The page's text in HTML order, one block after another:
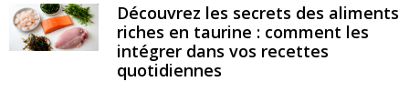
Découvrez les secrets des aliments
riches en taurine : comment les
intégrer dans vos recettes
quotidiennes